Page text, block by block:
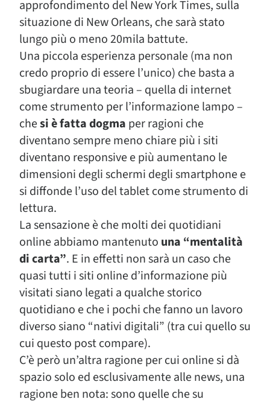
approfondimento del New York Times, sulla
situazione di New Orleans, che sarà stato
lungo più o meno 20mila battute.
Una piccola esperienza personale (ma non
credo proprio di essere l’unico) che basta a
sbugiardare una teoria – quella di internet
come strumento per l’informazione lampo –
chesi è fatta dogma per ragioni che
diventano sempre meno chiare più i siti
diventano responsive e più aumentano le
dimensioni degli schermi degli smartphone e
si diffonde l’uso del tablet come strumento di
lettura.
La sensazione è che molti dei quotidiani
online abbiamo mantenuto una “mentalità
di carta”. E in effetti non sarà un caso che
quasi tutti i siti online d’informazione più
visitati siano legati a qualche storico
quotidiano e che i pochi che fanno un lavoro
diverso siano “nativi digitali” (tra cui quello su
cui questo post compare).
C’è però un’altra ragione per cui online si dà
spazio solo ed esclusivamente alle news, una
ragione ben nota: sono quelle che su